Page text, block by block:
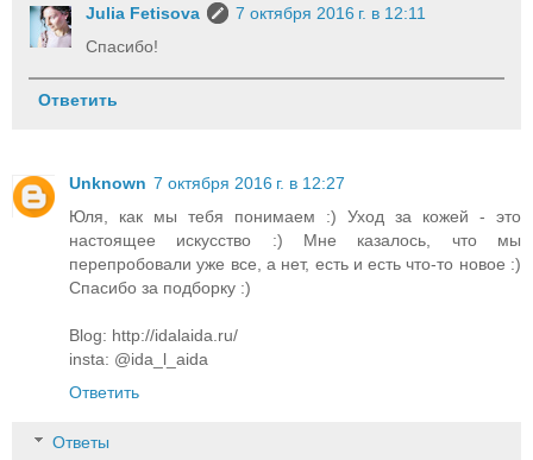
Julia Fetisova
7 октября 2016 г. в 12:11
Спасибо!
Ответить
Unknown 7 октября 2016 г. в 12:27
Юля, как мы тебя понимаем :) Уход за кожей - это
настоящее искусство :) Мне казалось, что мы
перепробовали уже все, а нет, есть и есть что-то новое :)
Спасибо за подборку :)
Blog: http://idalaida.ru/
insta: @ida_l_aida
Ответить
Ответы